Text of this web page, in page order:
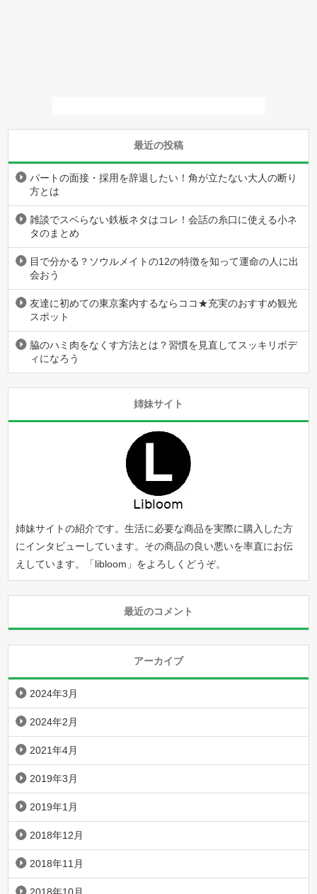
最近の投稿
パートの面接・採用を辞退したい！角が立たない大人の断り
方とは
雑談でスベらない鉄板ネタはコレ！会話の糸口に使える小ネ
タのまとめ
目で分かる？ソウルメイトの12の特徴を知って運命の人に出
会おう
友達に初めての東京案内するならココ★充実のおすすめ観光
スポット
脇のハミ肉をなくす方法とは？習慣を見直してスッキリボデ
ィになろう
姉妹サイト
姉妹サイトの紹介です。生活に必要な商品を実際に購入した方
にインタビューしています。その商品の良い悪いを率直にお伝
えしています。「libloom 」をよろしくどうぞ。
最近のコメント
アーカイブ
2024年3月
2024年2月
2021年4月
2019年3月
2019年1月
2018年12月
2018年11月